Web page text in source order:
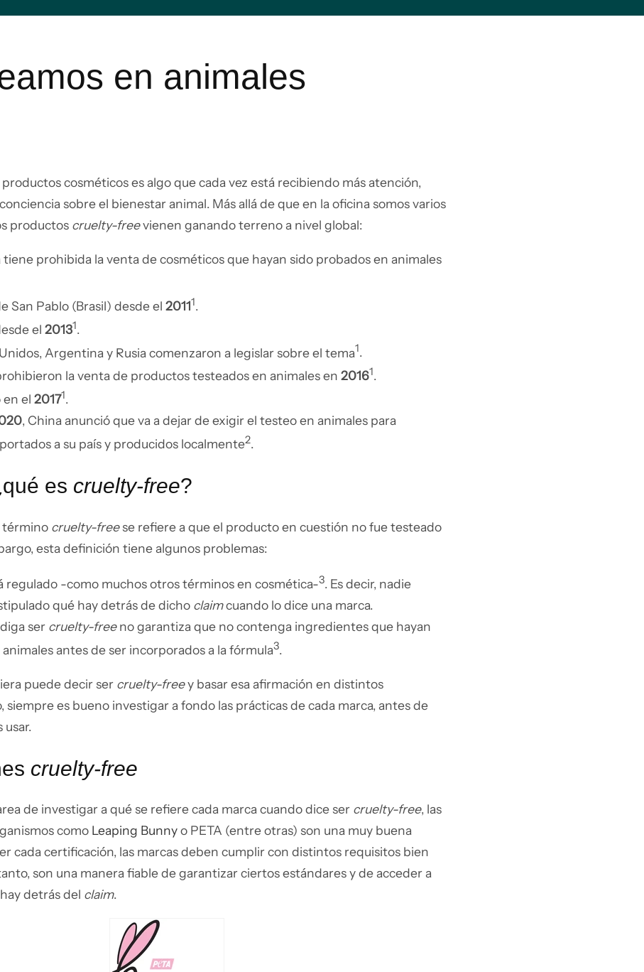
en animales
cosméticos es algo que cada vez está recibiendo más atención,
sobre el bienestar animal. Más allá de que en la oficina somos varios
productos cruelty-freevienen ganando terreno a nivel global:
tiene prohibida la venta de cosméticos que hayan sido probados en animales
San Pablo (Brasil) desde el 20111.
el 20131.
Argentina y Rusia comenzaron a legislar sobre el tema1.
la venta de productos testeados en animales en 20161.
en el 20171.
, China anunció que va a dejar de exigir el testeo en animales para
a su país y producidos localmente2.
es cruelty-free?
término cruelty-freese refiere a que el producto en cuestión no fue testeado
esta definición tiene algunos problemas:
regulado -como muchos otros términos en cosmética-3. Es decir, nadie
qué hay detrás de dicho claimcuando lo dice una marca.
ser cruelty-freeno garantiza que no contenga ingredientes que hayan
antes de ser incorporados a la fórmula3.
puede decir ser cruelty-freey basar esa afirmación en distintos
siempre es bueno investigar a fondo las prácticas de cada marca, antes de
cruelty-free
de investigar a qué se refiere cada marca cuando dice ser cruelty-free, las
como Leaping Bunnyo PETA (entre otras) son una muy buena
cada certificación, las marcas deben cumplir con distintos requisitos bien
son una manera fiable de garantizar ciertos estándares y de acceder a
detrás del claim.